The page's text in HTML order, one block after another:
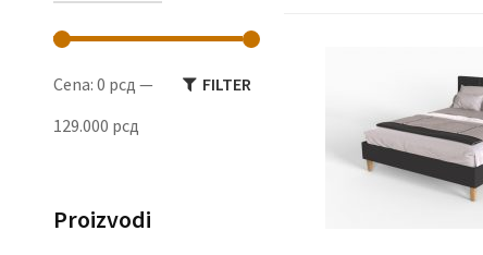
FILTER
Cena: 0 рсд —
129.000 рсд
Proizvodi